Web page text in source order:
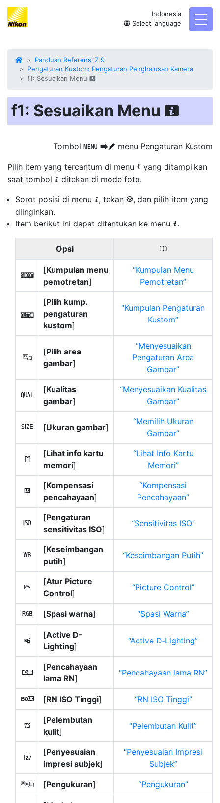
Indonesia
Select language
Panduan Referensi Z 9
Pengaturan Kustom: Pengaturan Penghalusan Kamera
f1: Sesuaikan Menu i
f1: Sesuaikan Menu i
Tombol G UA menu Pengaturan Kustom
Pilih item yang tercantum di menu i yang ditampilkan
saat tombol i ditekan di mode foto.
Sorot posisi di menu i, tekan J, dan pilih item yang
diinginkan.
Item berikut ini dapat ditentukan ke menu i.
Opsi 0
n
[Kumpulan menu
pemotretan]
Kumpulan Menu
Pemotretan
j
[Pilih kump.
pengaturan
kustom]
Kumpulan Pengaturan
Kustom
J
[Pilih area
gambar]
Menyesuaikan
Pengaturan Area
Gambar
8
[Kualitas
gambar]
Menyesuaikan Kualitas
Gambar
o [Ukuran gambar]
Memilih Ukuran
Gambar
N
[Lihat info kartu
memori]
Lihat Info Kartu
Memori
E
[Kompensasi
pencahayaan]
Kompensasi
Pencahayaan
9
[Pengaturan
sensitivitas ISO]
Sensitivitas ISO
m
[Keseimbangan
putih]
Keseimbangan Putih
h
[Atur Picture
Control]
Picture Control
p [Spasi warna] Spasi Warna
y
[Active D-
Lighting]
Active D‑Lighting
q
[Pencahayaan
lama RN]
Pencahayaan lama RN
r [RN ISO Tinggi] RN ISO Tinggi
h
[Pelembutan
kulit]
Pelembutan Kulit
i
[Penyesuaian
impresi subjek]
Penyesuaian Impresi
Subjek
w [Pengukuran] Pengukuran